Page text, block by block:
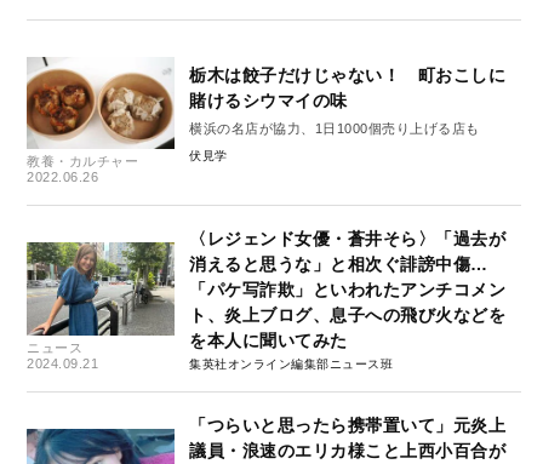
教養・カルチャー
2022.06.26
栃木は餃子だけじゃない！ 町おこしに
賭けるシウマイの味
横浜の名店が協力、1日1000個売り上げる店も
伏見学
ニュース
2024.09.21
〈レジェンド女優・蒼井そら〉「過去が
消えると思うな」と相次ぐ誹謗中傷…
「パケ写詐欺」といわれたアンチコメン
ト、炎上ブログ、息子への飛び火などを
を本人に聞いてみた
集英社オンライン編集部ニュース班
「つらいと思ったら携帯置いて」元炎上
議員・浪速のエリカ様こと上西小百合が